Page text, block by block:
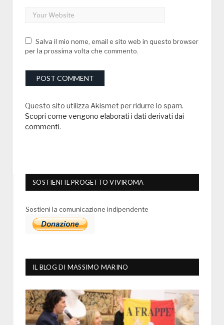
Salva il mio nome, email e sito web in questo browser
per la prossima volta che commento.
Questo sito utilizza Akismet per ridurre lo spam.
Scopri come vengono elaborati i dati derivati dai
commenti.
SOSTIENI IL PROGETTO VIVIROMA
Sostieni la comunicazione indipendente
IL BLOG DI MASSIMO MARINO